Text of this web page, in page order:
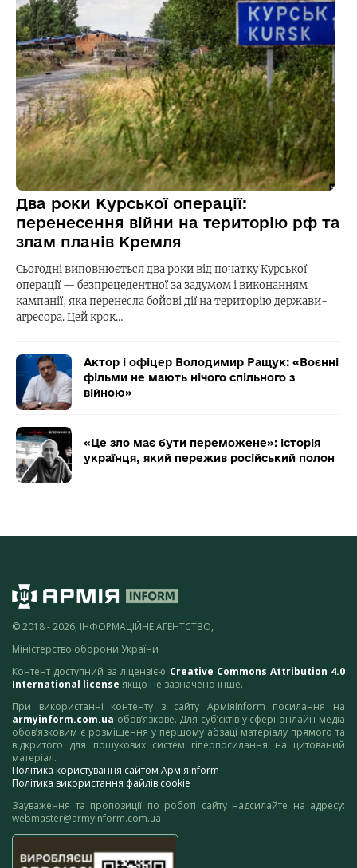
Два роки Курської операції:
перенесення війни на територію рф та
злам планів Кремля
Сьогодні виповнюється два роки від початку Курської
операції — безпрецедентної за задумом і виконанням
кампанії, яка перенесла бойові дії на територію держави-
агресора. Цей крок…
Актор і офіцер Володимир Ращук: «Воєнні
фільми не мають нічого спільного з
війною»
«Це зло має бути переможене»: історія
українця, який пережив російський полон
© 2018 - 2026, ІНФОРМАЦІЙНЕ АГЕНТСТВО,
Міністерство оборони України
Контент доступний за ліцензією Creative Commons Attribution 4.0
International license якщо не зазначено інше.
При використанні контенту з сайту АрміяInform посилання на
armyinform.com.ua обов’язкове. Для суб’єктів у сфері онлайн-медіа
обов’язковим є розміщення у першому абзаці матеріалу прямого та
відкритого для пошукових систем гіперпосилання на цитований
матеріал.
Політика користування сайтом АрміяInform
Політика використання файлів cookie
Зауваження та пропозиції по роботі сайту надсилайте на адресу:
webmaster@armyinform.com.ua